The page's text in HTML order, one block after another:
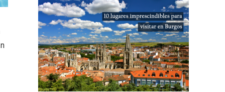
Recorre los fiordos leoneses
en Riaño